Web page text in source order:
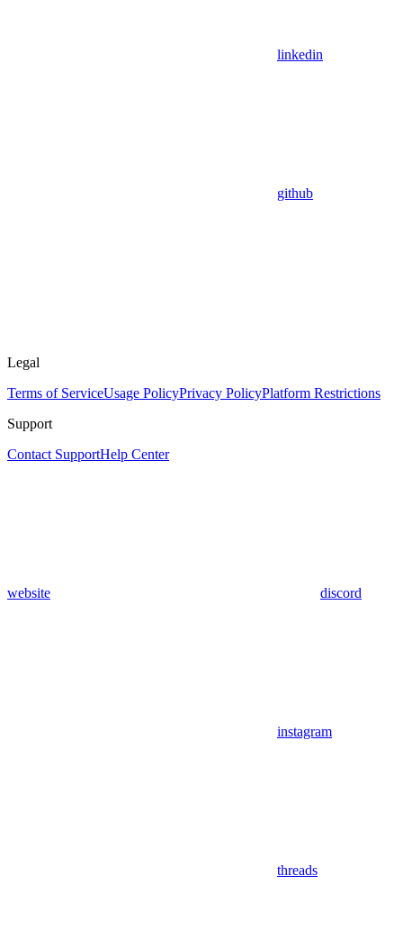
linkedin
github
Legal
Terms of ServiceUsage PolicyPrivacy PolicyPlatform Restrictions
Support
Contact SupportHelp Center
website discord
instagram
threads